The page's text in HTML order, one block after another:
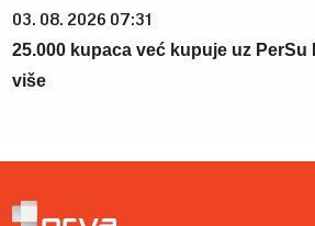
03. 08. 2026 07:31
25.000 kupaca već kupuje uz PerSu
više